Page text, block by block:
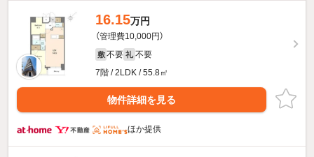
16.15万円
（管理費10,000円）
敷 不要 礼 不要
7階 / 2LDK / 55.8㎡
物件詳細を見る
ほか提供